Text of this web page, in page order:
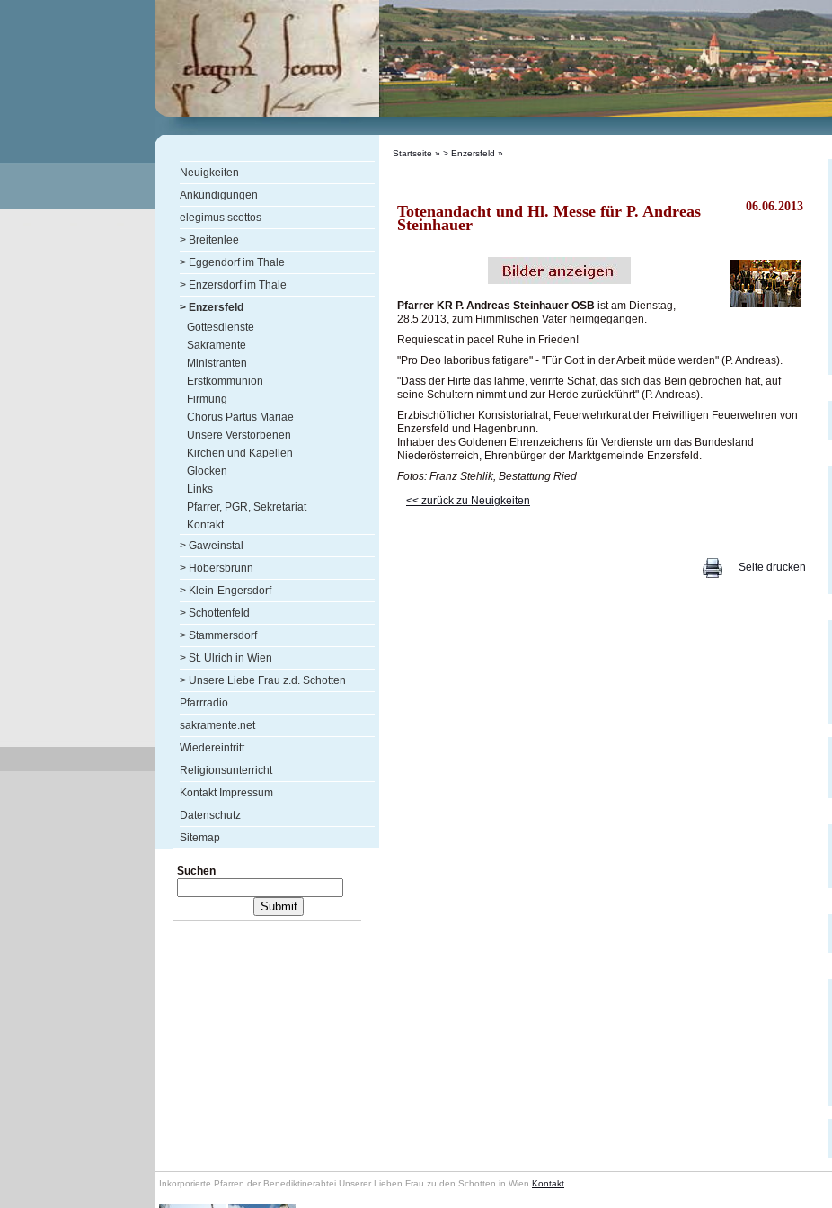
Neuigkeiten
Ankündigungen
elegimus scottos
> Breitenlee
> Eggendorf im Thale
> Enzersdorf im Thale
> Enzersfeld
Gottesdienste
Sakramente
Ministranten
Erstkommunion
Firmung
Chorus Partus Mariae
Unsere Verstorbenen
Kirchen und Kapellen
Glocken
Links
Pfarrer, PGR, Sekretariat
Kontakt
> Gaweinstal
> Höbersbrunn
> Klein-Engersdorf
> Schottenfeld
> Stammersdorf
> St. Ulrich in Wien
> Unsere Liebe Frau z.d. Schotten
Pfarrradio
sakramente.net
Wiedereintritt
Religionsunterricht
Kontakt Impressum
Datenschutz
Sitemap
Suchen
Startseite » > Enzersfeld »
06.06.2013
Totenandacht und Hl. Messe für P. Andreas
Steinhauer
Pfarrer KR P. Andreas Steinhauer OSB ist am Dienstag,
28.5.2013, zum Himmlischen Vater heimgegangen.
Requiescat in pace! Ruhe in Frieden!
"Pro Deo laboribus fatigare" - "Für Gott in der Arbeit müde werden" (P. Andreas).
"Dass der Hirte das lahme, verirrte Schaf, das sich das Bein gebrochen hat, auf
seine Schultern nimmt und zur Herde zurückführt" (P. Andreas).
Erzbischöflicher Konsistorialrat, Feuerwehrkurat der Freiwilligen Feuerwehren von
Enzersfeld und Hagenbrunn.
Inhaber des Goldenen Ehrenzeichens für Verdienste um das Bundesland
Niederösterreich, Ehrenbürger der Marktgemeinde Enzersfeld.
Fotos: Franz Stehlik, Bestattung Ried
<< zurück zu Neuigkeiten
Seite drucken
Inkorporierte Pfarren der Benediktinerabtei Unserer Lieben Frau zu den Schotten in Wien Kontakt